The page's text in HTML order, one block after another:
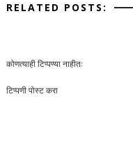
RELATED POSTS:
कोणत्याही टिप्पण्‍या नाहीत:
टिप्पणी पोस्ट करा